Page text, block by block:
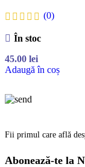
(0)
În stoc
45.00 lei
Adaugă în coș
Fii primul care află
Abonează-te la